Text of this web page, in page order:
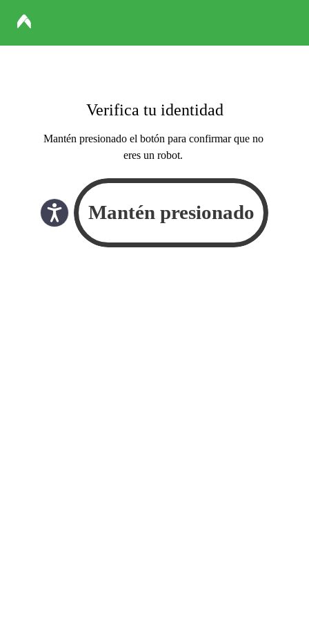
Verifica tu identidad
Mantén presionado el botón para confirmar que no
eres un robot.